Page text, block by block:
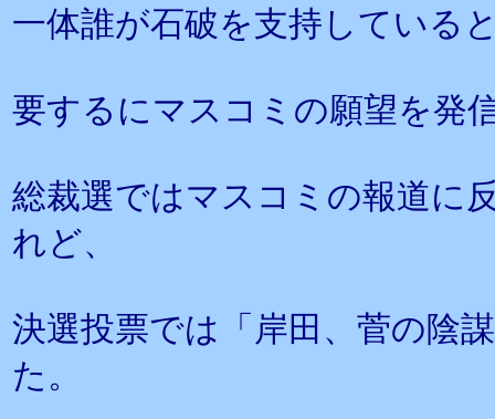
一体誰が石破を支持している
要するにマスコミの願望を発
総裁選ではマスコミの報道に
れど、
決選投票では「岸田、菅の陰
た。